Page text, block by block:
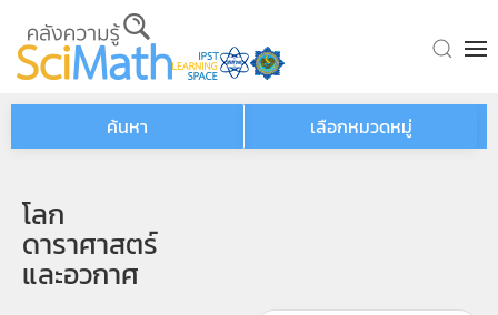
Skip to main content
ค้นหา เลือกหมวดหมู่
โลก
ดาราศาสตร์
และอวกาศ